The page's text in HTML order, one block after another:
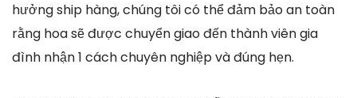
hưởng ship hàng, chúng tôi có thể đảm bảo an toàn
rằng hoa sẽ được chuyển giao đến thành viên gia
đình nhận 1 cách chuyên nghiệp và đúng hẹn.